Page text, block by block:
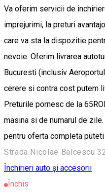
Va oferim servicii de
imprejurimi, la preturi
care va sta la dispozitie
nevoie. Oferim livrarea
Bucuresti (inclusiv
cerere si contra cost putem
Preturile pornesc de la
masina si de numarul de
pentru oferta completa
Strada Nicolae Balcescu
Închirieri auto și accesorii
Închis